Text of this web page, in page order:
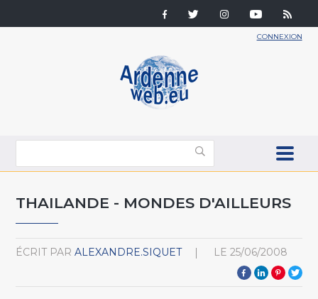
CONNEXION
THAILANDE - MONDES D'AILLEURS
ÉCRIT PAR ALEXANDRE.SIQUET LE 25/06/2008